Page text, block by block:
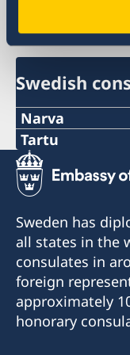
Eesti,
Swedish
Narva
Telefon:
+372 356 5670
Aadress:
Narva Gate OÜ
Kose 12, 20103
Tartu
Telefon:
+372 50 46570
E-post:
Aadress:
Põhjamaade
Sweden has
all states in the
consulates in
foreign
approximately
honorary